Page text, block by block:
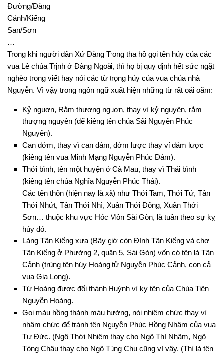
Đường/Đàng
Cảnh/Kiểng
San/Sơn
…
Trong khi người dân Xứ Đàng Trong tha hồ gọi tên húy của các
vua Lê chúa Trịnh ở Đàng Ngoài, thì họ bị quy định hết sức ngặt
nghèo trong viết hay nói các từ trọng húy của vua chúa nhà
Nguyễn. Vì vậy trong ngôn ngữ xuất hiện những từ rất oái oăm:
Kỷ nguơn, Rằm thượng nguơn, thay vì kỷ nguyên, rằm
thượng nguyên (để kiêng tên chúa Sãi Nguyễn Phúc
Nguyên).
Can đởm, thay vì can đảm, đởm lược thay vỉ đảm lược
(kiêng tên vua Minh Mạng Nguyễn Phúc Đảm).
Thới bình, tên một huyện ở Cà Mau, thay vì Thái bình
(kiêng tên chúa Nghĩa Nguyễn Phúc Thái).
Các tên thôn (hiện nay là xã) như Thới Tam, Thới Tứ, Tân
Thới Nhứt, Tân Thới Nhì, Xuân Thới Đông, Xuân Thới
Sơn… thuộc khu vực Hóc Môn Sài Gòn, là tuân theo sự kỵ
húy đó.
Làng Tân Kiểng xưa (Bây giờ còn Đình Tân Kiểng và chợ
Tân Kiểng ở Phường 2, quận 5, Sài Gòn) vốn có tên là Tân
Cảnh (trùng tên húy Hoàng tử Nguyễn Phúc Cảnh, con cả
vua Gia Long).
Từ Hoàng được đổi thành Huỳnh vì kỵ tên của Chúa Tiên
Nguyễn Hoàng.
Gọi màu hồng thành màu hường, nói nhiệm chức thay vì
nhậm chức để tránh tên Nguyễn Phúc Hồng Nhậm của vua
Tự Đức. (Ngô Thời Nhiệm thay cho Ngô Thì Nhậm, Ngô
Tòng Châu thay cho Ngô Tùng Chu cũng vì vậy. (Thì là tên